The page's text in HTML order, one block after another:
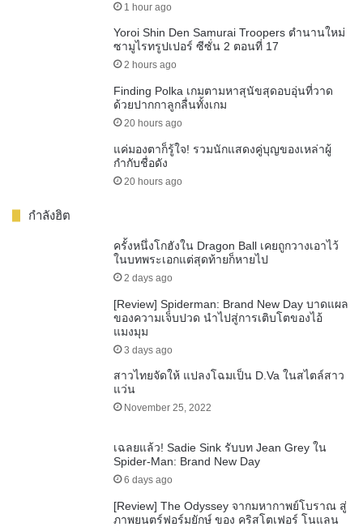
1 hour ago
Yoroi Shin Den Samurai Troopers ตำนานใหม่
ซามูไรทรูปเปอร์ ซีซั่น 2 ตอนที่ 17
2 hours ago
Finding Polka เกมตามหาสุนัขสุดอบอุ่นที่วาด
ด้วยปากกาลูกลื่นทั้งเกม
20 hours ago
แค่มองตาก็รู้ใจ! รวมนักแสดงคู่บุญของเหล่าผู้
กำกับชื่อดัง
20 hours ago
กำลังฮิต
ครั้งหนึ่งโกฮังใน Dragon Ball เคยถูกวางเอาไว้
ในบทพระเอกแต่สุดท้ายก็หายไป
2 days ago
[Review] Spiderman: Brand New Day บาดแผล
ของความเจ็บปวด นำไปสู่การเติบโตของไอ้
แมงมุม
3 days ago
สาวไทยจัดให้ แปลงโฉมเป็น D.Va ในสไตล์สาว
แว่น
November 25, 2022
เฉลยแล้ว! Sadie Sink รับบท Jean Grey ใน
Spider-Man: Brand New Day
6 days ago
[Review] The Odyssey จากมหากาพย์โบราณ สู่
ภาพยนตร์ฟอร์มยักษ์ ของ คริสโตเฟอร์ โนแลน